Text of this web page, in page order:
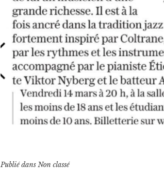
Publié dansNon classé